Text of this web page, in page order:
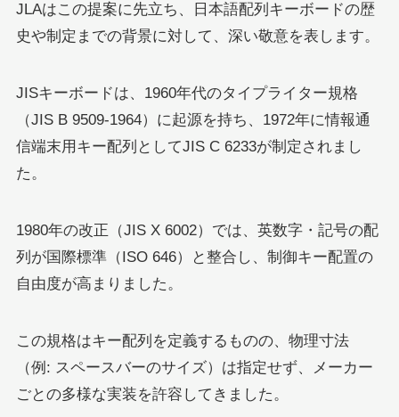
JLAはこの提案に先立ち、日本語配列キーボードの歴
史や制定までの背景に対して、深い敬意を表します。
JISキーボードは、1960年代のタイプライター規格
（JIS B 9509-1964）に起源を持ち、1972年に情報通
信端末用キー配列としてJIS C 6233が制定されまし
た。
1980年の改正（JIS X 6002）では、英数字・記号の配
列が国際標準（ISO 646）と整合し、制御キー配置の
自由度が高まりました。
この規格はキー配列を定義するものの、物理寸法
（例: スペースバーのサイズ）は指定せず、メーカー
ごとの多様な実装を許容してきました。